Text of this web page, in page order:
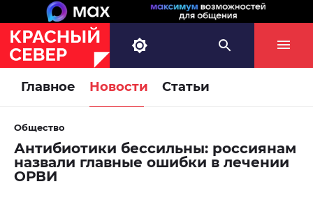
Главное Новости Статьи
Общество
Антибиотики бессильны: россиянам
назвали главные ошибки в лечении
ОРВИ